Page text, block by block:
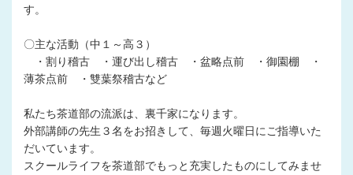
す。
〇主な活動（中１～高３）
・割り稽古 ・運び出し稽古 ・盆略点前 ・御園棚 ・
薄茶点前 ・雙葉祭稽古など
私たち茶道部の流派は、裏千家になります。
外部講師の先生３名をお招きして、毎週火曜日にご指導いた
だいています。
スクールライフを茶道部でもっと充実したものにしてみませ